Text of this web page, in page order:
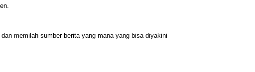
memilah sumber berita yang mana yang bisa diyakini